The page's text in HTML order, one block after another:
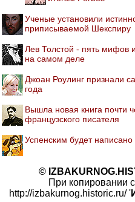
Ученые установили
приписываемой Шекспиру
Лев Толстой - пять мифов
на самом деле
Джоан Роулинг признали
года
Вышла новая книга почти
французского писателя
Успенским будет
©
При копировании
http://izbakurnog.historic.ru/ '